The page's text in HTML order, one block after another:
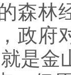
森林
政府
是金